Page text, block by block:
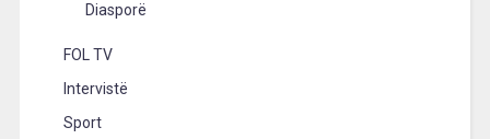
Diasporë
FOL TV
Intervistë
Sport